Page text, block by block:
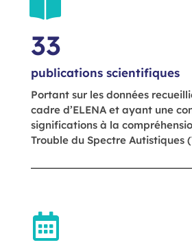
publications scientifiques
33
Portant sur les données
cadre d’ELENA et ayant une
significations à la
Trouble du Spectre Autistiques